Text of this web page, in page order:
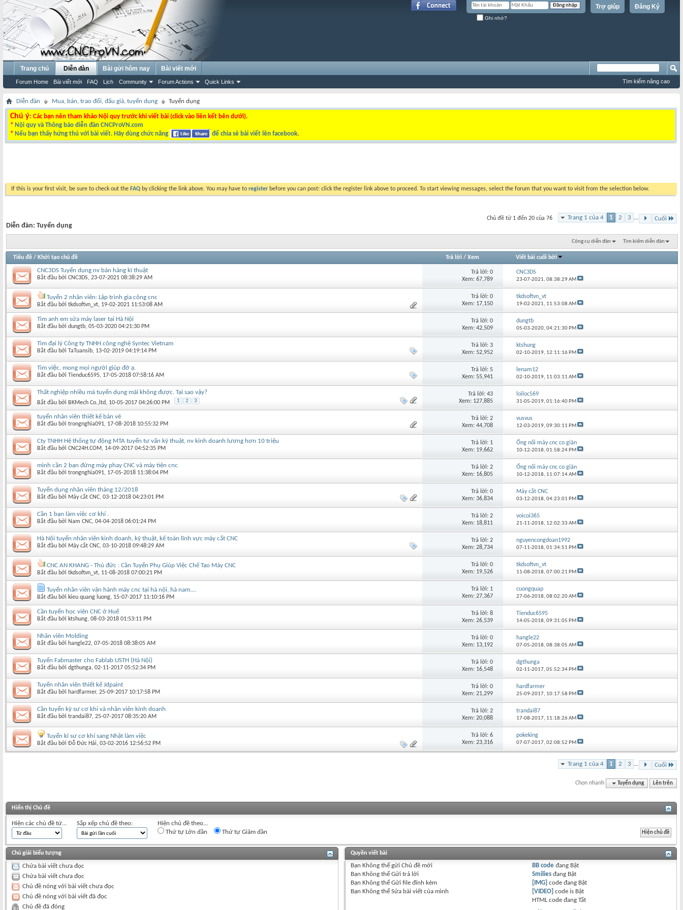
Đăng Ký
Trợ giúp
Ghi nhớ?
Trang chủ Diễn đàn
Forum Home Bài viết mới FAQ Lịch Community Forum Actions Quick Links
Bài gửi hôm nay Bài viết mới
Tìm kiếm nâng cao
Diễn đàn Mua, bán, trao đổi, đấu giá, tuyển dụng Tuyển dụng
Chú ý: Các bạn nên tham khảo Nội quy trước khi viết bài (click vào liên kết bên dưới).
* Nội quy và Thông báo diễn đàn CNCProVN.com
* Nếu bạn thấy hứng thú với bài viết. Hãy dùng chức năng để chia sẻ bài viết lên facebook.
If this is your first visit, be sure to check out the FAQ by clicking the link above. You may have to register before you can post: click the register link above to proceed. To start viewing messages, select the forum that you want to visit from the selection below.
Trang 1 của 4 1 2 3 ... Cuối
Chủ đề từ 1 đến 20 của 76
Diễn đàn: Tuyển dụng
Công cụ diễn đàn Tìm kiếm diễn đàn
Tiêu đề / Khởi tạo chủ đề Trả lời/ Xem Viết bài cuối bởi
CNC3DS Tuyển dụng nv bán hàng kĩ thuật
Bắt đầu bởi CNC3DS‎, 23-07-2021 08:38:29 AM
Trả lời: 0
Xem: 67,789
CNC3DS
23-07-2021,08:38:29 AM
Tuyển 2 nhân viên: Lập trình gia công cnc
Bắt đầu bởi tkdsoftvn_vt‎, 19-02-2021 11:53:08 AM
Trả lời: 0
Xem: 17,150
tkdsoftvn_vt
19-02-2021, 11:53:08 AM
Tìm anh em sửa máy laser tại Hà Nội
Bắt đầu bởi dungtb‎, 05-03-2020 04:21:30 PM
Trả lời: 0
Xem: 42,509
dungtb
05-03-2020,04:21:30 PM
Tìm đại lý Công ty TNHH công nghệ Syntec Vietnam
Bắt đầu bởi TaTuansib‎, 13-02-2019 04:19:14 PM
Trả lời: 3
Xem: 52,952
ktshung
02-10-2019, 12:11:16 PM
Tìm việc, mong mọi người giúp đỡ ạ.
Bắt đầu bởi Tienduc6595‎, 17-05-2018 07:58:16 AM
Trả lời: 5
Xem: 55,941
lenam12
02-10-2019, 11:03:11 AM
Thất nghiệp nhiều mà tuyển dụng mãi không được. Tại sao vậy?
Bắt đầu bởi BKMech Co.,ltd‎, 10-05-2017 04:26:00 PM 1 2 3
Trả lời: 43
Xem: 127,885
loiloc569
31-05-2019,01:16:40 PM
tuyển nhân viên thiết kế bản vẽ
Bắt đầu bởi trongnghia091‎, 17-08-2018 10:55:32 PM
Trả lời: 2
Xem: 44,708
vusvus
12-03-2019,09:30:11 PM
Cty TNHH Hệ thống tự động MTA tuyển tư vấn kỹ thuật, nv kinh doanh lương hơn 10 triệu
Bắt đầu bởi CNC24H.COM‎, 14-09-2017 04:52:35 PM
Trả lời: 1
Xem: 19,662
Ống nối máy cnc co giãn
10-12-2018,01:58:24 PM
mình cần 2 bạn đứng máy phay CNC và máy tiện cnc
Bắt đầu bởi trongnghia091‎, 17-05-2018 11:38:04 PM
Trả lời: 2
Xem: 16,805
Ống nối máy cnc co giãn
10-12-2018, 11:07:14 AM
Tuyển dụng nhân viên tháng 12/2018
Bắt đầu bởi Máy cắt CNC‎, 03-12-2018 04:23:01 PM
Trả lời: 0
Xem: 36,834
Máy cắt CNC
03-12-2018,04:23:01 PM
Cần 1 bạn làm việc cơ khí .
Bắt đầu bởi Nam CNC‎, 04-04-2018 06:01:24 PM
Trả lời: 2
Xem: 18,811
voicoi365
21-11-2018, 12:02:33 AM
Hà Nội tuyển nhân viên kinh doanh, kỹ thuật, kế toán lĩnh vực máy cắt CNC
Bắt đầu bởi Máy cắt CNC‎, 03-10-2018 09:48:29 AM
Trả lời: 2
Xem: 28,734
nguyencongdoan1992
07-11-2018,01:34:51 PM
CNC AN KHANG - Thủ đức : Cần Tuyển Phụ Giúp Việc Chế Tạo Máy CNC
Bắt đầu bởi tkdsoftvn_vt‎, 11-08-2018 07:00:21 PM
Trả lời: 0
Xem: 19,526
tkdsoftvn_vt
11-08-2018,07:00:21 PM
Tuyển nhân viên vận hành máy cnc tại hà nội, hà nam....
Bắt đầu bởi kieu quang luong‎, 15-07-2017 11:10:16 PM
Trả lời: 1
Xem: 27,367
cuongquap
27-06-2018,08:02:20 AM
Cần tuyển học viên CNC ở Huế
Bắt đầu bởi ktshung‎, 08-03-2018 01:53:11 PM
Trả lời: 8
Xem: 26,539
Tienduc6595
14-05-2018,09:31:05 PM
Nhân viên Molding
Bắt đầu bởi hangle22‎, 07-05-2018 08:38:05 AM
Trả lời: 0
Xem: 13,192
hangle22
07-05-2018,08:38:05 AM
Tuyển Fabmaster cho Fablab USTH (Hà Nội)
Bắt đầu bởi dgthunga‎, 02-11-2017 05:52:34 PM
Trả lời: 0
Xem: 16,548
dgthunga
02-11-2017,05:52:34 PM
Tuyển nhân viên thiết kế Jdpaint
Bắt đầu bởi hardfarmer‎, 25-09-2017 10:17:58 PM
Trả lời: 0
Xem: 21,299
hardfarmer
25-09-2017, 10:17:58 PM
Cần tuyển kỹ sư cơ khí và nhân viên kinh doanh
Bắt đầu bởi trandai87‎, 25-07-2017 08:35:20 AM
Trả lời: 2
Xem: 20,088
trandai87
17-08-2017, 11:18:26 AM
Tuyển kĩ sư cơ khí sang Nhật làm việc
Bắt đầu bởi Đỗ Đức Hải‎, 03-02-2016 12:56:52 PM
Trả lời: 6
Xem: 23,316
pokeking
07-07-2017,02:08:52 PM
Trang 1 của 4 1 2 3 ... Cuối
Chọn nhanh Tuyển dụng Lên trên
Hiển thị Chủ đề
Hiện các chủ đề từ... Sắp xếp chủ đề theo:
Hiện chủ đề theo...
Thứ tự Lớn dần
Thứ tự Giảm dần
Chú giải biểu tượng
Chứa bài viết chưa đọc
Chứa bài viết chưa đọc
Chủ đề nóng với bài viết chưa đọc
Chủ đề nóng với bài viết đã đọc
Chủ đề đã đóng
Quyền viết bài
Bạn Không thểgửi Chủ đề mới
Bạn Không thểGửi trả lời
Bạn Không thểGửi file đính kèm
Bạn Không thểSửa bài viết của mình
BB code đang Bật
Smilies đang Bật
[IMG] code đang Bật
[VIDEO] code is Bật
HTML code đangTắt